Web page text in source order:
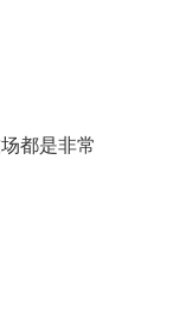
都是非常
）